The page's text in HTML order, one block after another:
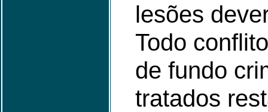
lesões
Todo
de fundo
tratados